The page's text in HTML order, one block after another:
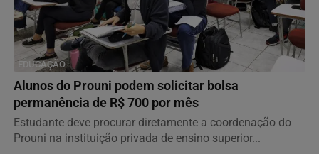
EDUCAÇÃO
Alunos do Prouni podem solicitar bolsa
permanência de R$ 700 por mês
Estudante deve procurar diretamente a coordenação do
Prouni na instituição privada de ensino superior...